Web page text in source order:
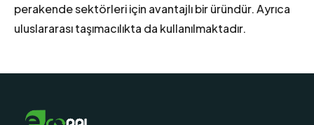
perakende sektörleri için avantajlı bir üründür. Ayrıca
uluslararası taşımacılıkta da kullanılmaktadır.